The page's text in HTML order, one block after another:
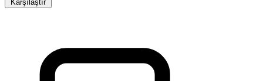
Karşılaştır